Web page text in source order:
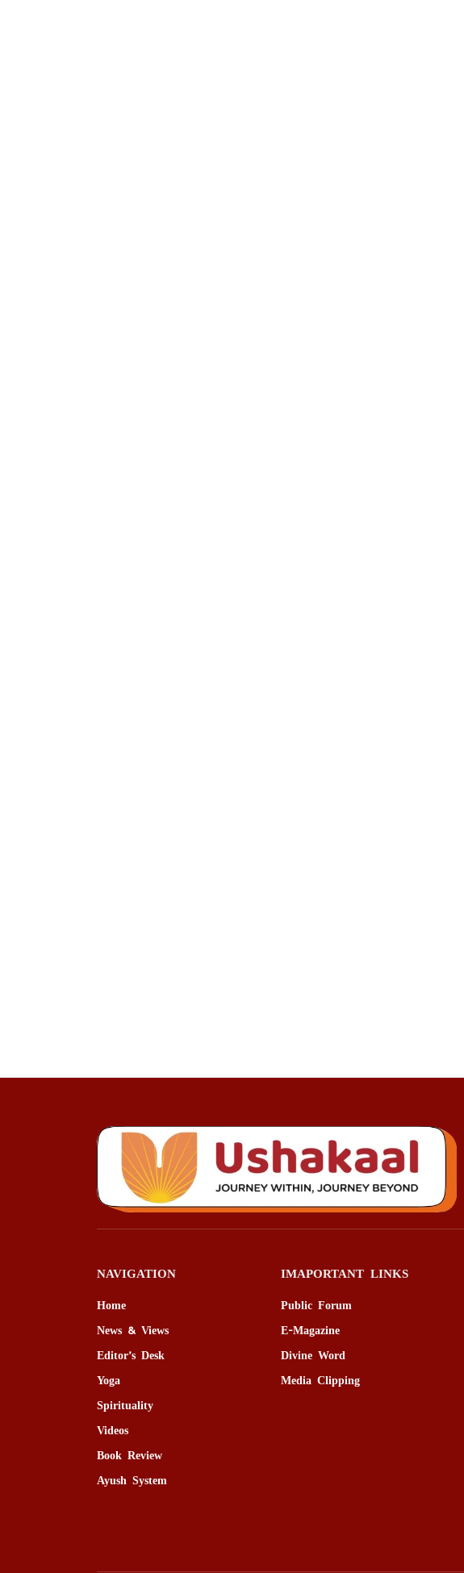
NAVIGATION
Home
News & Views
Editor’s Desk
Yoga
Spirituality
Videos
Book Review
Ayush System
IMAPORTANT LINKS
Public Forum
E-Magazine
Divine Word
Media Clipping